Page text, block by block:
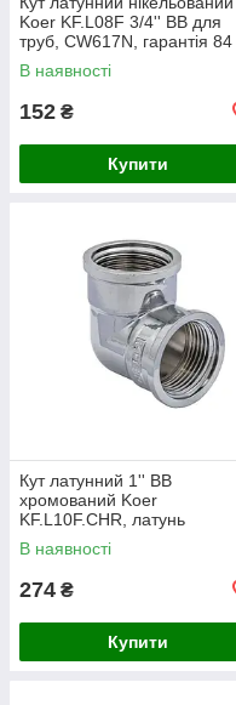
Koer KF.L08F 3/4'' ВВ для
труб, CW617N, гарантія 84
міс, Чехія (KF0073)
В наявності
152 ₴
Купити
Кут латунний 1'' ВВ
хромований Koer
KF.L10F.CHR, латунь
CW617N, хром, для труб,
Чехія
В наявності
274 ₴
Купити